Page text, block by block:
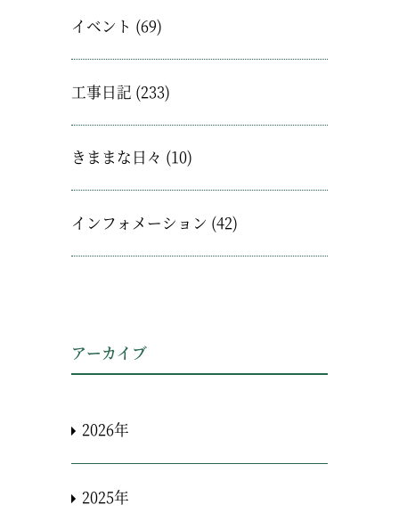
イベント (69)
工事日記 (233)
きままな日々 (10)
インフォメーション (42)
アーカイブ
2026年
2025年